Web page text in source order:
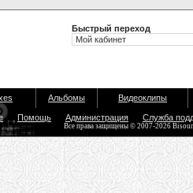
Быстрый переход
Альбомы Видеоклипы
Помощь Администрация Служба
Все права защищены © 2007-2026